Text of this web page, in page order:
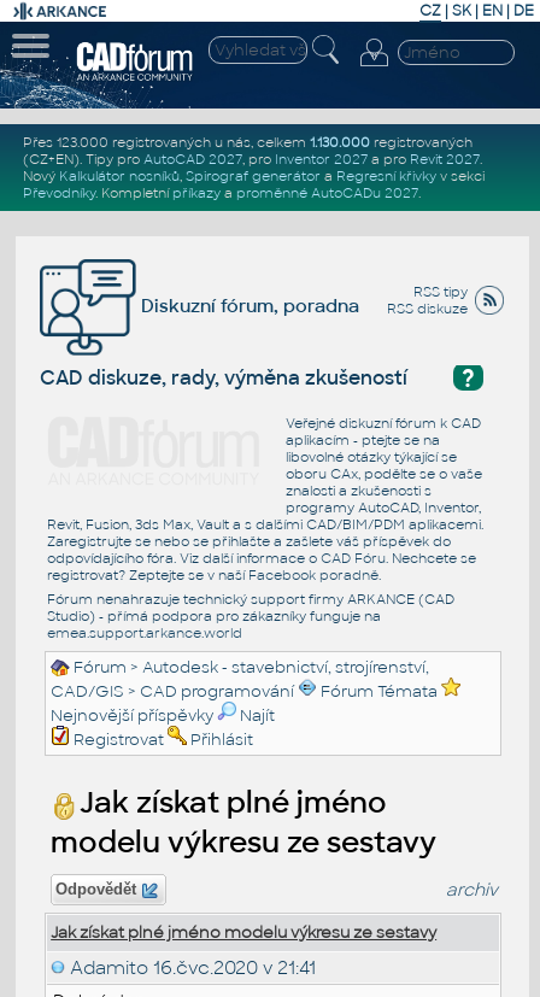
CZ | SK| EN | DE
Přes 123.000 registrovaných u nás, celkem 1.130.000registrovaných
(CZ+EN). Tipy pro AutoCAD 2027, pro Inventor 2027a pro Revit 2027.
Nový Kalkulátor nosníků, Spirograf generátor a Regresní křivkyv sekci
Převodníky. Kompletní příkazya proměnné AutoCADu 2027.
RSS tipy
RSS diskuze
Diskuzní fórum, poradna
?
CAD diskuze, rady, výměna zkušeností
Veřejné diskuzní fórum k CAD
aplikacím - ptejte se na
libovolné otázky týkající se
oboru CAx, podělte se o vaše
znalosti a zkušenosti s
programy AutoCAD, Inventor,
Revit, Fusion, 3ds Max, Vault a s dalšími CAD/BIM/PDM aplikacemi.
Zaregistrujte se nebo se přihlašte a zašlete váš příspěvek do
odpovídajícího fóra. Viz další informace o CAD Fóru. Nechcete se
registrovat? Zeptejte se v naší Facebook poradně.
Fórum nenahrazuje technický support firmy ARKANCE (CAD
Studio) - přímá podpora pro zákazníky funguje na
emea.support.arkance.world
Fórum >Autodesk - stavebnictví, strojírenství,
CAD/GIS > CAD programování
Fórum Témata
Nejnovější příspěvky
Najít
Registrovat
Přihlásit
Jak získat plné jméno
modelu výkresu ze sestavy
Odpovědět archiv
Jak získat plné jméno modelu výkresu ze sestavy
Adamito 16.čvc.2020 v 21:41